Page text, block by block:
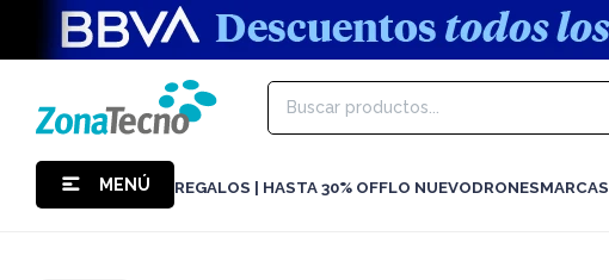
MENÚ REGALOS | HASTA 30% OFFLO NUEVODRONESMARCAS